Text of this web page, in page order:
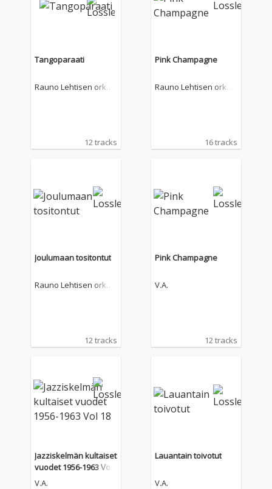
Tangoparaati
Rauno Lehtisen orkes
12 tracks
Pink Champagne
Rauno Lehtisen orkes
16 tracks
Joulumaan tositontut
Rauno Lehtisen orkes
12 tracks
Pink Champagne
V.A.
12 tracks
Jazziskelmän kultaiset
vuodet 1956-1963 Vol
18
V.A.
Lauantain toivotut
V.A.